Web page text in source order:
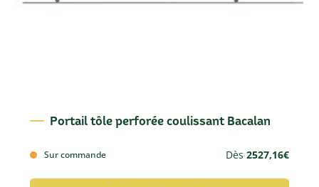
Portail tôle perforée coulissant Bacalan
Sur commande Dès 2527,16€